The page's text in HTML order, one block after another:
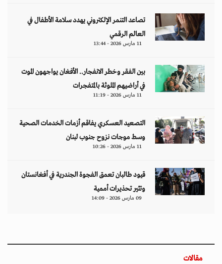
تصاعد التنمر الإلكتروني يهدد سلامة الأطفال في
العالم الرقمي
11 مارس 2026 - 13:44
بين الفقر وخطر الانفجار.. الأفغان يواجهون الموت
في أراضيهم الملوثة بالمتفجرات
11 مارس 2026 - 11:19
التصعيد العسكري يفاقم أزمات الخدمات الصحية
وسط موجات نزوح جنوب لبنان
11 مارس 2026 - 10:26
قيود طالبان تعمق الفجوة الجندرية في أفغانستان
وتثير تحذيرات أممية
09 مارس 2026 - 14:09
مقالات